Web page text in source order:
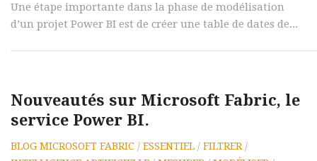
Une étape importante dans la phase de modélisation
d’un projet Power BI est de créer une table de dates de...
Nouveautés sur Microsoft Fabric, le
service Power BI.
BLOG MICROSOFT FABRIC / ESSENTIEL / FILTRER /